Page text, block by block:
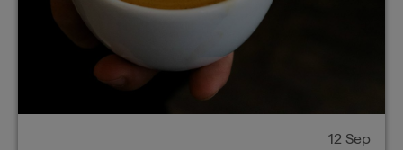
12 Sep